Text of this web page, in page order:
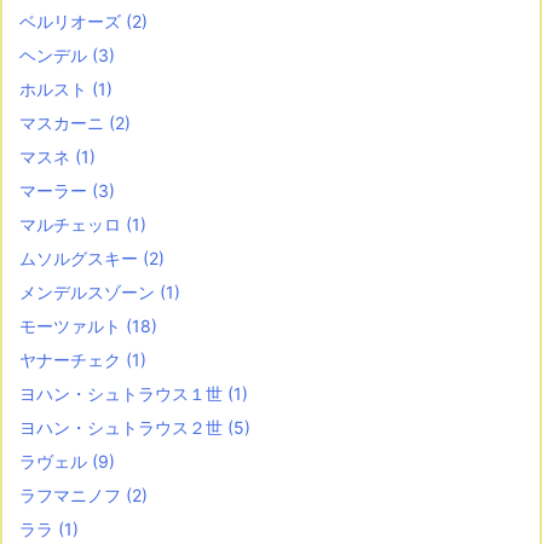
ベルリオーズ (2)
ヘンデル (3)
ホルスト (1)
マスカーニ (2)
マスネ (1)
マーラー (3)
マルチェッロ (1)
ムソルグスキー (2)
メンデルスゾーン (1)
モーツァルト (18)
ヤナーチェク (1)
ヨハン・シュトラウス１世 (1)
ヨハン・シュトラウス２世 (5)
ラヴェル (9)
ラフマニノフ (2)
ララ (1)